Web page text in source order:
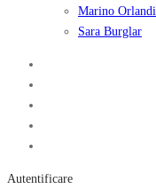
Marino Orlandi
Sara Burglar
Autentificare